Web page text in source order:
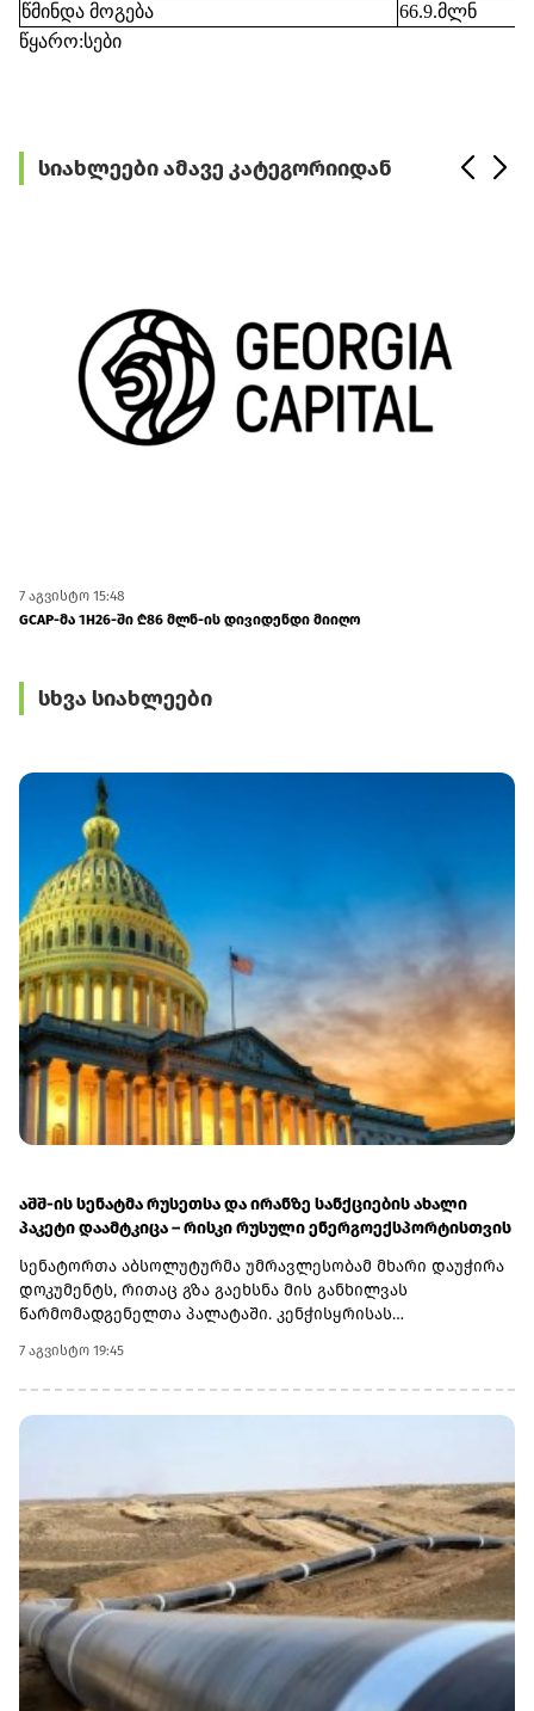
წმინდა მოგება
66.9.მლნ
წყარო:სები
სიახლეები ამავე კატეგორიიდან
7 აგვისტო 15:48
GCAP-მა 1H26-ში ₾86 მლნ-ის დივიდენდი მიიღო
სხვა სიახლეები
აშშ-ის სენატმა რუსეთსა და ირანზე სანქციების ახალი
პაკეტი დაამტკიცა – რისკი რუსული ენერგოექსპორტისთვის
სენატორთა აბსოლუტურმა უმრავლესობამ მხარი დაუჭირა
დოკუმენტს, რითაც გზა გაეხსნა მის განხილვას
წარმომადგენელთა პალატაში. კენჭისყრისას
წინააღმდეგ კანონპროექტზე, სახელწოდებით „ლინდსი ო.
გრემის 2026 წლის სანქციების აქტი რუსეთისა და ირანის
წინააღმდეგ“. საბოლოო დათვლით შედეგი 86 ხმა 11-ის
აშშ-ის პრეზიდენტმა დონალდ ტრამპმა უნდა მოაწეროს
ხელი. უცნობია, როდის განიხილავს კანონპროექტს
პალატა.კანონპროექტის ინიციატორად დასახელებულია
სენატორი ლინდსი გრემი, რომელიც 2026 წლის 11 ივლისს
გარდაიცვალა. „ეს კანონი პუტინს მტკივნეულ ადგილზე
ურტყამს“, - განაცხადა მისმა დამ დარლინ გრემ ნორდონმა,
რომელმაც სენატში მისი ადგილი დაიკავა.„დღეს ზელენსკი
ამას უკრაინიდან აკვირდება, ხოლო პუტინი - მოსკოვიდან“,
- განაცხადა სენატორმა რიჩარდ ბლუმენთალმა,
დემოკრატმა კონექტიკუტის შტატიდან, რომელიც სამხრეთ
7 აგვისტო 19:45